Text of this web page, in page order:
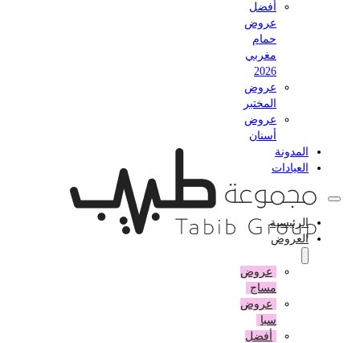
أفضل
عروض
حمام
مغربي
عروض
المختبر
عروض
أسنان
المدونة
العيادات
الرئيسية
العروض
عروض
مساج
عروض
أفضل